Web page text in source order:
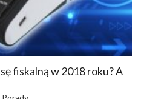
fiskalną w 2018 roku? A